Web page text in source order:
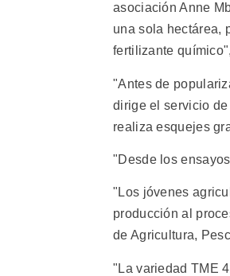
asociación Anne
una sola hectárea,
fertilizante
"Antes de
dirige el servicio
realiza esquejes
"Desde los
"Los jóvenes
producción al
de Agricultura,
"La variedad TME